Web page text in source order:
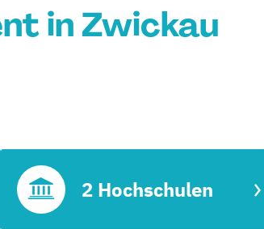
in Zwickau
2 Hochschulen